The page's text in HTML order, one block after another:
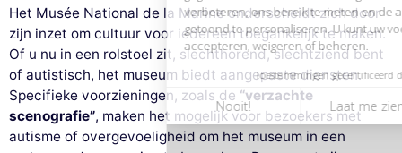
Het Musée National de la Marine onderscheidt zich door
zijn inzet om cultuur voor iedereen toegankelijk te maken.
Of u nu in een rolstoel zit, slechthorend, slechtziend bent
of autistisch, het museum biedt aangepaste diensten.
Specifieke voorzieningen, zoals de “verzachte
scenografie”, maken het mogelijk voor bezoekers met
autisme of overgevoeligheid om het museum in een